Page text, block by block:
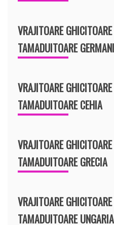
VRAJITOARE
TAMADUITOARE
VRAJITOARE
TAMADUITOARE CEHIA
VRAJITOARE
TAMADUITOARE GRECIA
VRAJITOARE
TAMADUITOARE UNGARIA